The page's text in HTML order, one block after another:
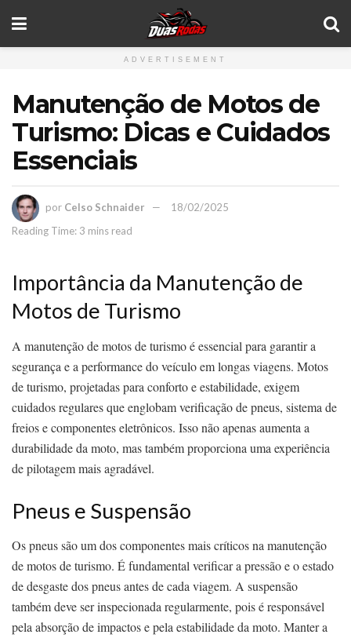
ADVERTISEMENT
Manutenção de Motos de
Turismo: Dicas e Cuidados
Essenciais
por Celso Schnaider
18/02/2025
Reading Time: 3 mins read
Importância da Manutenção de
Motos de Turismo
A manutenção de motos de turismo é essencial para garantir a
segurança e a performance do veículo em longas viagens. Motos
de turismo, projetadas para conforto e estabilidade, exigem
cuidados regulares que englobam verificação de pneus, sistema de
freios e componentes eletrônicos. Isso não apenas aumenta a
durabilidade da moto, mas também proporciona uma experiência
de pilotagem mais agradável.
Pneus e Suspensão
Os pneus são um dos componentes mais críticos na manutenção
de motos de turismo. É fundamental verificar a pressão e o estado
de desgaste dos pneus antes de cada viagem. A suspensão
também deve ser inspecionada regularmente, pois é responsável
pela absorção de impactos e pela estabilidade da moto. Manter a